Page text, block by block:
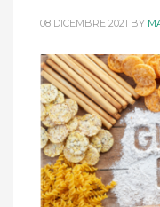
08 DICEMBRE 2021 BY